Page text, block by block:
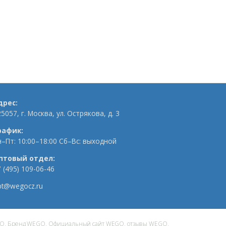
г. Москва, ул. Острякова, д. 3
10:00–18:00 Сб–Вс: выходной
отдел:
(495) 109-06-46
Бренд WEGO, Официальный сайт WEGO, отзывы WEGO,